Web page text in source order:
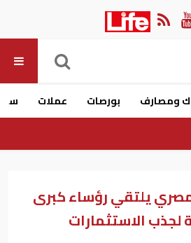
ومصارف بورصات عملات
يلتقي رؤساء كبرى
لجذب الاستثمارات